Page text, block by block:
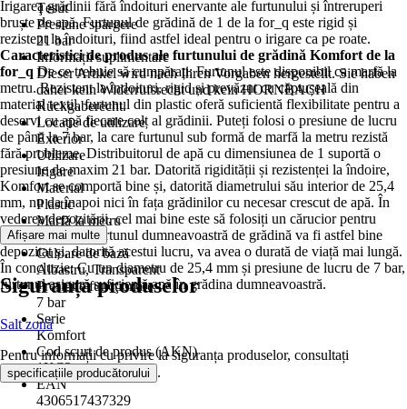
Ţesut
Presiune spargere
21 bar
Informații suplimentare
Dieser Artikel wird nach Ihren Vorgaben hergestellt. Sie haben
daher kein Widerrufsrecht und kein HORNBACH
Rückgaberecht.
Locație de utilizare
Exterior
Utilizare
Irigare
Material
Plastic
Marfă la metru
Da
Culoare de bază
Albastru, Transparent
Presiune funcţionare
7 bar
Serie
Komfort
Cod scurt de produs (AKN)
1KC3
EAN
4306517437329
Irigarea grădinii fără îndoituri enervante ale furtunului și întreruperi
bruște de apă. Furtunul de grădină de 1 de la for_q este rigid și
rezistent la îndoituri, fiind astfel ideal pentru o irigare ca pe roate.
Caracteristici de produs ale furtunului de grădină Komfort de la
for_q De ce trebuie să cumpărați: Furtunul este disponibil ca marfă la
metru. Rezistent la îndoituri, rigid și prevăzut cu căptușeală din
material textil, furtunul din plastic oferă suficientă flexibilitate pentru a
deservi cu apă fiecare colț al grădinii. Puteți folosi o presiune de lucru
de până la 7 bar, la care furtunul sub formă de marfă la metru rezistă
fără probleme. Distribuitorul de apă cu dimensiunea de 1 suportă o
presiune de maxim 21 bar. Datorită rigidității și rezistenței la îndoire,
Komfort se comportă bine și, datorită diametrului său interior de 25,4
mm, nu da înapoi nici în fața grădinilor cu necesar crescut de apă. În
vederea depozitării, cel mai bine este să folosiți un cărucior pentru
furtun adecvat. Furtunul dumneavoastră de grădină va fi astfel bine
depozitat și, datorită acestui lucru, va avea o durată de viață mai lungă.
În concluzie: Cu un diametru de 25,4 mm și presiune de lucru de 7 bar,
furtunul asigură suficientă apă în grădina dumneavoastră.
Afișare mai multe
Siguranța produselor
Salt zonă
Pentru informații cu privire la siguranța produselor, consultați
specificațiile producătorului .